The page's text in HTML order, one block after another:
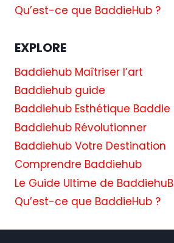
Qu’est-ce que BaddieHub ?
EXPLORE
Baddiehub Maîtriser l’art
Baddiehub guide
Baddiehub Esthétique Baddie
Baddiehub Révolutionner
Baddiehub Votre Destination
Comprendre Baddiehub
Le Guide Ultime de BaddiehuB
Qu’est-ce que BaddieHub ?